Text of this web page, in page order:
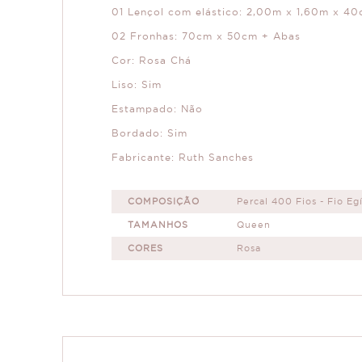
01 Lençol com elástico: 2,00m x 1,60m x
02 Fronhas: 70cm x 50cm + Abas
Cor: Rosa Chá
Liso: Sim
Estampado: Não
Bordado: Sim
Fabricante: Ruth Sanches
COMPOSIÇÃO Percal 400 Fios - Fio
TAMANHOS Queen
CORES Rosa